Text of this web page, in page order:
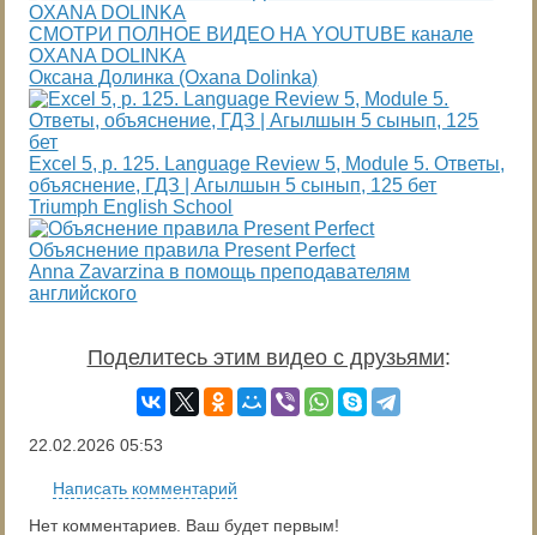
СМОТРИ ПОЛНОЕ ВИДЕО НА YOUTUBE канале
OXANA DOLINKA
Оксана Долинка (Oxana Dolinka)
Excel 5, p. 125. Language Review 5, Module 5. Ответы,
объяснение, ГДЗ | Агылшын 5 сынып, 125 бет
Triumph English School
Объяснение правила Present Perfect
Anna Zavarzina в помощь преподавателям
английского
Поделитесь этим видео с друзьями:
22.02.2026 05:53
Написать комментарий
Нет комментариев. Ваш будет первым!